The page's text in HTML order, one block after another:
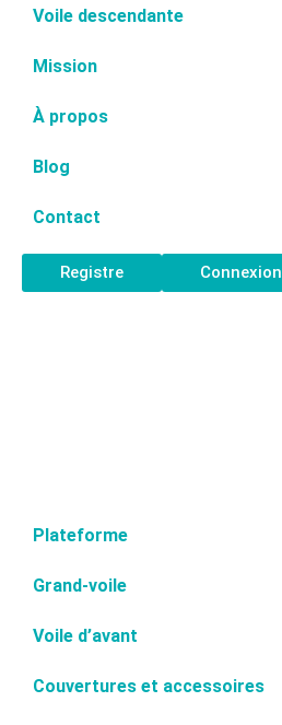
Voile descendante
Mission
À propos
Blog
Contact
Registre Connexion
Plateforme
Grand-voile
Voile d’avant
Couvertures et accessoires